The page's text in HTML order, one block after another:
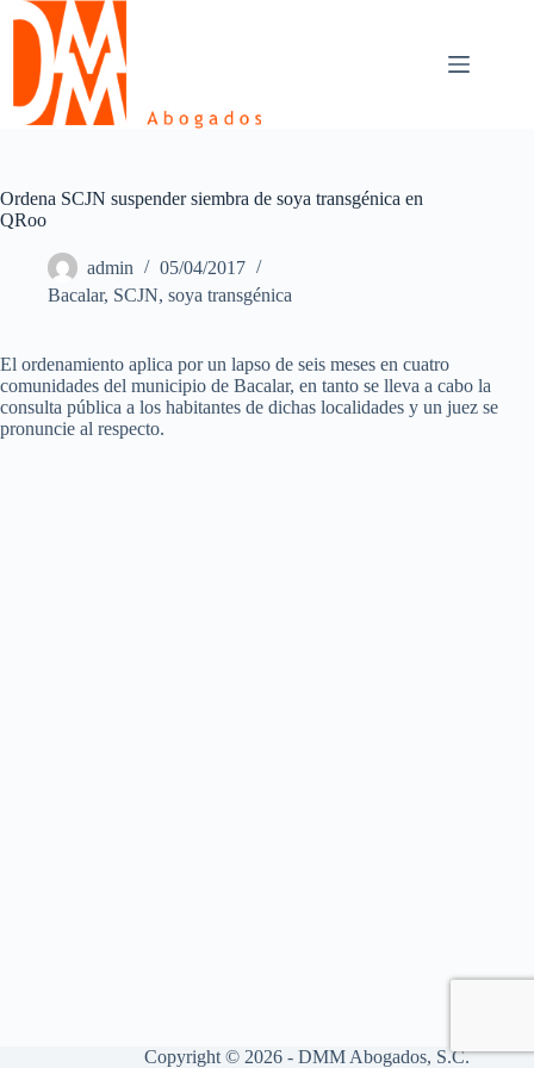
Skip
content
Ordena SCJN suspender siembra de soya transgénica en
QRoo
admin
05/04/2017
Bacalar, SCJN, soya transgénica
El ordenamiento aplica por un lapso de seis meses en cuatro
comunidades del municipio de Bacalar, en tanto se lleva a cabo la
consulta pública a los habitantes de dichas localidades y un juez se
pronuncie al respecto.
Copyright © 2026 - DMM Abogados, S.C.